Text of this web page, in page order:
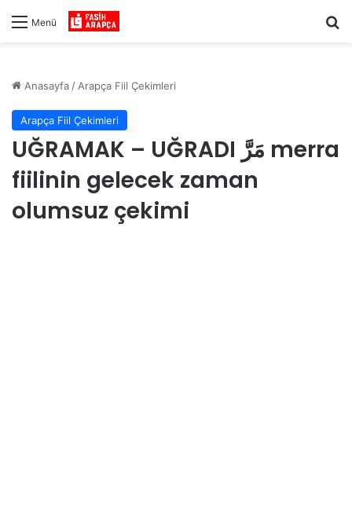
Menü
Anasayfa / Arapça Fiil Çekimleri
Arapça Fiil Çekimleri
UĞRAMAK – UĞRADI مَرَّ merra
fiilinin gelecek zaman
olumsuz çekimi